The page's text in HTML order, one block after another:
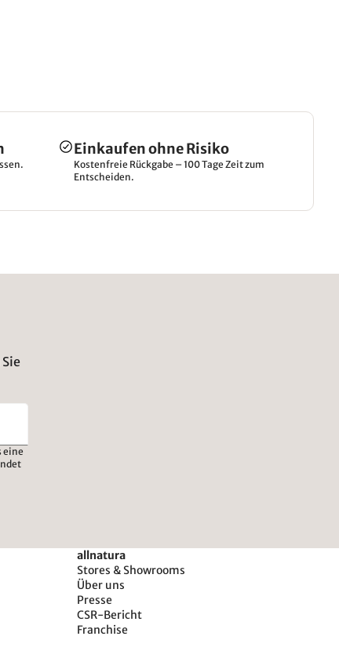
Einkaufen ohne Risiko
Kostenfreie Rückgabe – 100 Tage Zeit zum
Entscheiden.
eine
allnatura
Stores & Showrooms
Über uns
Presse
CSR-Bericht
Franchise